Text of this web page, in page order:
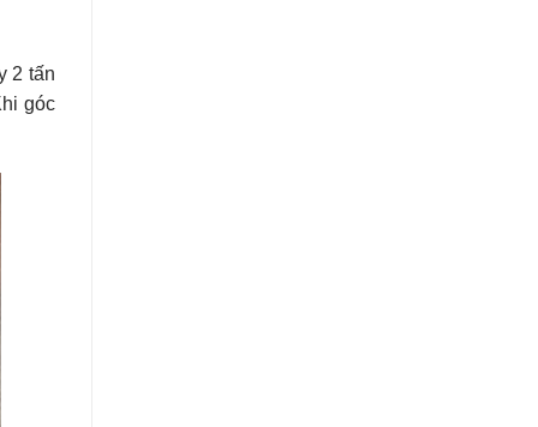
2 tấn
góc